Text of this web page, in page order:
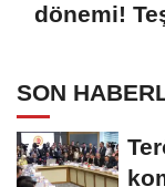
dönemi!
SON